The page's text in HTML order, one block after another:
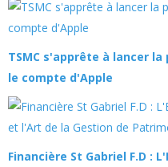
TSMC s'apprête à lancer
le compte d'Apple
Financière St Gabriel F.D :